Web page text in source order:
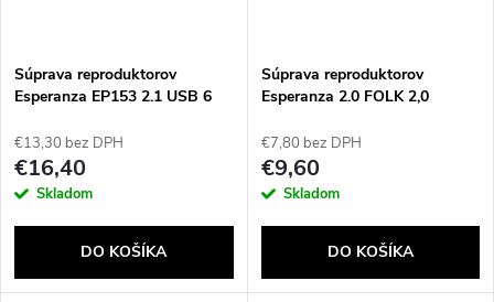
Súprava reproduktorov
Esperanza EP153 2.1 USB 6
€13,30 bez DPH
€16,40
Skladom
DO KOŠÍKA
Súprava reproduktorov
Esperanza 2.0 FOLK 2,0
€7,80 bez DPH
€9,60
Skladom
DO KOŠÍKA